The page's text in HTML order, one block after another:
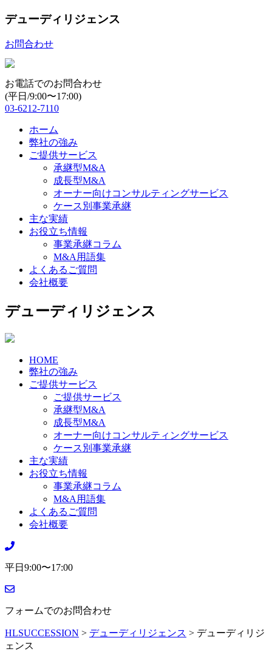
デューディリジェンス
お問合わせ
お電話でのお問合わせ
(平日/9:00〜17:00)
03-6212-7110
ホーム
弊社の強み
ご提供サービス
承継型M&A
成長型M&A
オーナー向けコンサルティングサービス
ケース別事業承継
主な実績
お役立ち情報
事業承継コラム
M&A用語集
よくあるご質問
会社概要
デューディリジェンス
HOME
弊社の強み
ご提供サービス
ご提供サービス
承継型M&A
成長型M&A
オーナー向けコンサルティングサービス
ケース別事業承継
主な実績
お役立ち情報
事業承継コラム
M&A用語集
よくあるご質問
会社概要
平日9:00〜17:00
フォームでのお問合わせ
HLSUCCESSION > デューディリジェンス > デューディリジ
ェンス